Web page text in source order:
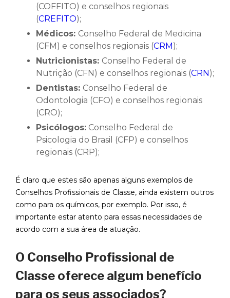
(COFFITO) e conselhos regionais
(CREFITO);
Médicos: Conselho Federal de Medicina
(CFM) e conselhos regionais (CRM );
Nutricionistas: Conselho Federal de
Nutrição (CFN) e conselhos regionais (CRN );
Dentistas: Conselho Federal de
Odontologia (CFO) e conselhos regionais
(CRO);
Psicólogos: Conselho Federal de
Psicologia do Brasil (CFP) e conselhos
regionais (CRP);
É claro que estes são apenas alguns exemplos de
Conselhos Profissionais de Classe, ainda existem outros
como para os químicos, por exemplo. Por isso, é
importante estar atento para essas necessidades de
acordo com a sua área de atuação.
O Conselho Profissional de
Classe oferece algum benefício
para os seus associados?